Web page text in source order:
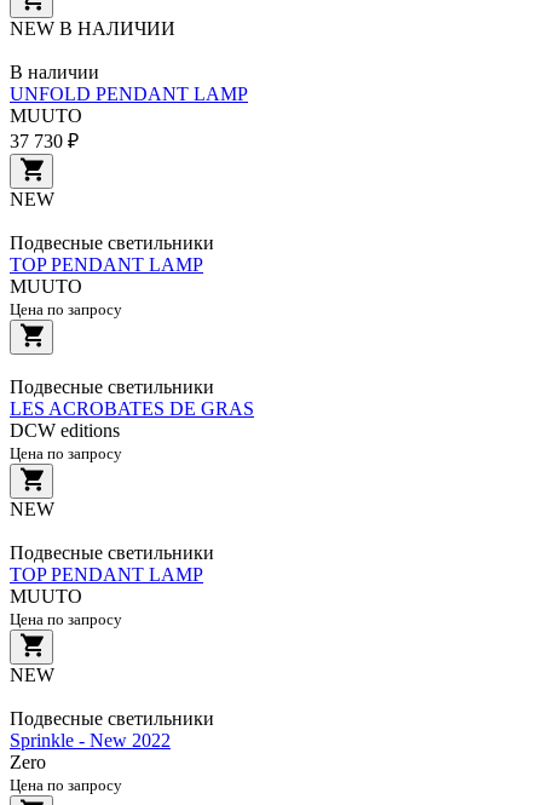
NEW В НАЛИЧИИ
В наличии
UNFOLD PENDANT LAMP
MUUTO
37 730 ₽
NEW
Подвесные светильники
TOP PENDANT LAMP
MUUTO
Цена по запросу
Подвесные светильники
LES ACROBATES DE GRAS
DCW editions
Цена по запросу
NEW
Подвесные светильники
TOP PENDANT LAMP
MUUTO
Цена по запросу
NEW
Подвесные светильники
Sprinkle - New 2022
Zero
Цена по запросу